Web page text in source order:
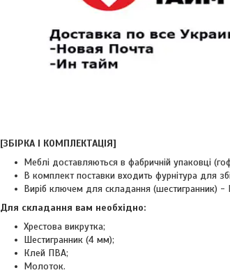
[ЗБІРКА І КОМПЛЕКТАЦІЯ]
Меблі доставляються в фабричній упаковці
В комплект поставки входить фурнітура для
Виріб ключем для складання
Для складання вам необхідно:
Хрестова викрутка;
Шестигранник (4 мм);
Клей ПВА;
Молоток.